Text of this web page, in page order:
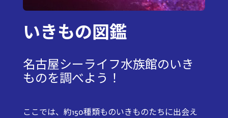
いきもの図鑑
名古屋シーライフ水族館のいき
ものを調べよう！
ここでは、約150種類ものいきものたちに出会え